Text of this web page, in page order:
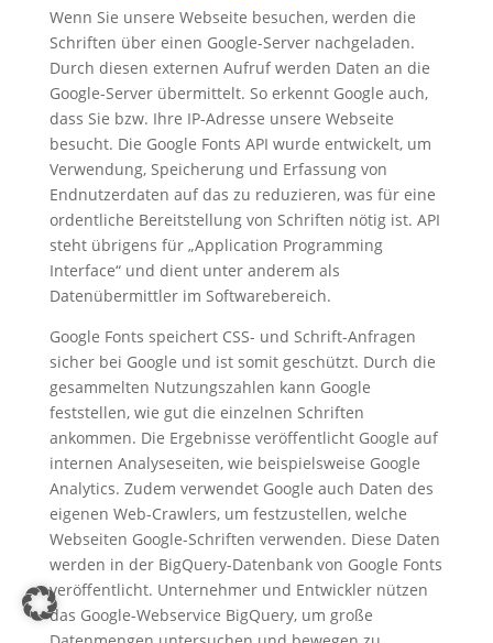
Wenn Sie unsere Webseite besuchen, werden die
Schriften über einen Google-Server nachgeladen.
Durch diesen externen Aufruf werden Daten an die
Google-Server übermittelt. So erkennt Google auch,
dass Sie bzw. Ihre IP-Adresse unsere Webseite
besucht. Die Google Fonts API wurde entwickelt, um
Verwendung, Speicherung und Erfassung von
Endnutzerdaten auf das zu reduzieren, was für eine
ordentliche Bereitstellung von Schriften nötig ist. API
steht übrigens für „Application Programming
Interface“ und dient unter anderem als
Datenübermittler im Softwarebereich.
Google Fonts speichert CSS- und Schrift-Anfragen
sicher bei Google und ist somit geschützt. Durch die
gesammelten Nutzungszahlen kann Google
feststellen, wie gut die einzelnen Schriften
ankommen. Die Ergebnisse veröffentlicht Google auf
internen Analyseseiten, wie beispielsweise Google
Analytics. Zudem verwendet Google auch Daten des
eigenen Web-Crawlers, um festzustellen, welche
Webseiten Google-Schriften verwenden. Diese Daten
werden in der BigQuery-Datenbank von Google Fonts
veröffentlicht. Unternehmer und Entwickler nützen
das Google-Webservice BigQuery, um große